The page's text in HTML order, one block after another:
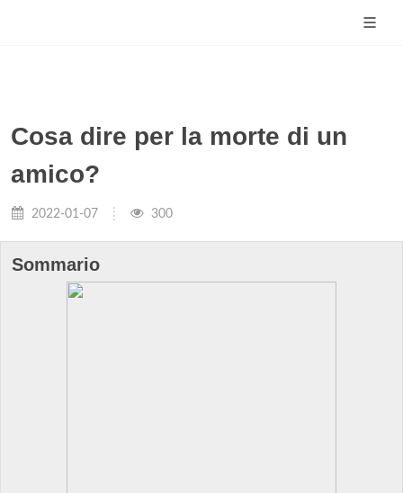
Cosa dire per la morte di un
amico?
2022-01-07 300
Sommario